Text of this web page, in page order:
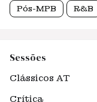
Pós-MPB R&B
Sessões
Clássicos AT
Crítica